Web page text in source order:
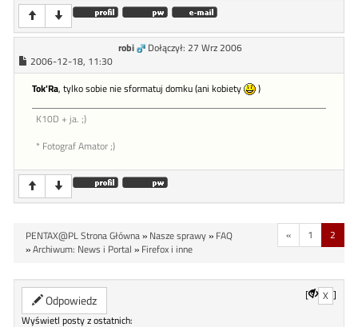
robi
Dołączył: 27 Wrz 2006
2006-12-18, 11:30
Tok'Ra, tylko sobie nie sformatuj domku (ani kobiety )
K10D + ja. ;)
* Fotograf Amator ;)
« 1 2
PENTAX@PL Strona Główna» Nasze sprawy» FAQ
»Archiwum: News i Portal » Firefox i inne
Odpowiedz [ X ]
Wyświetl posty z ostatnich: